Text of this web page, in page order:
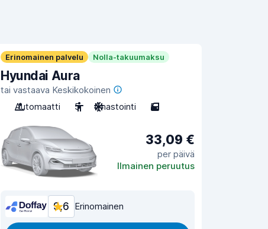
Erinomainen palvelu Nolla-takuumaksu
Hyundai Aura
tai vastaava Keskikokoinen
Automaatti
5 Ilmastointi 5
33,09 €
per päivä
Ilmainen peruutus
9,6 Erinomainen